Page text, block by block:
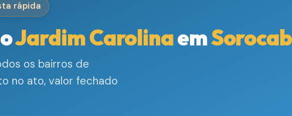
rápida
Jardim Carolinaem
os bairros de
no ato, valor fechado